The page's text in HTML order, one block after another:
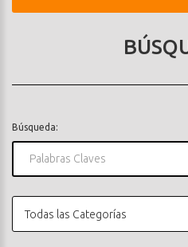
Búsqueda:
Todas las Categorías